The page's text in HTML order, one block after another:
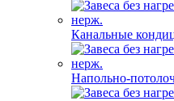
Канальные
Напольно-